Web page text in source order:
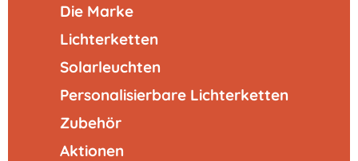
Die Marke
Lichterketten
Solarleuchten
Personalisierbare Lichterketten
Zubehör
Aktionen